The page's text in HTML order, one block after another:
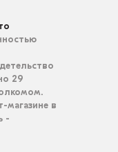
29
магазине в
-